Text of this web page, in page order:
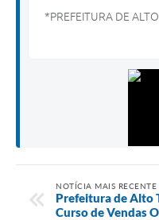
*PREFEITURA DE
NOTÍCIA MAIS RECENTE
Prefeitura de Alto
Curso de Vendas